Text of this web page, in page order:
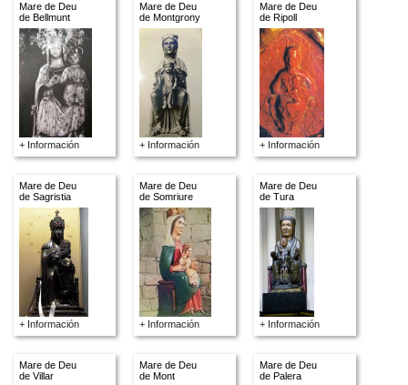
Mare de Deu
de Bellmunt
+ Información
Mare de Deu
de Montgrony
+ Información
Mare de Deu
de Ripoll
+ Información
Mare de Deu
de Sagristia
+ Información
Mare de Deu
de Somriure
+ Información
Mare de Deu
de Tura
+ Información
Mare de Deu
de Villar
Mare de Deu
de Mont
Mare de Deu
de Palera